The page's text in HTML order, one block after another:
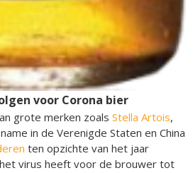
voor Corona bier
grote merken zoals Stella Artois,
in de Verenigde Staten en China
ten opzichte van het jaar
virus heeft voor de brouwer tot